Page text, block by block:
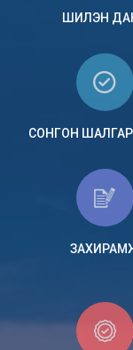
ШИЛЭН
СОНГОН